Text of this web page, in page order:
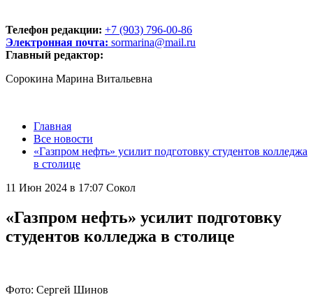
Телефон редакции: +7 (903) 796-00-86
Электронная почта: sormarina@mail.ru
Главный редактор:
Сорокина Марина Витальевна
Главная
Все новости
«Газпром нефть» усилит подготовку студентов колледжа
в столице
11 Июн 2024 в 17:07 Сокол
«Газпром нефть» усилит подготовку
студентов колледжа в столице
Фото: Сергей Шинов